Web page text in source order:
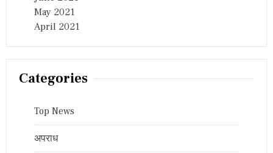
May 2021
April 2021
Categories
Top News
अपराध